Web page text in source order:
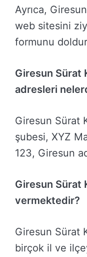
Ayrıca,
web sitesini
formunu
Giresun Sürat
adresleri
Giresun Sürat
şubesi, XYZ
123, Giresun
Giresun Sürat
vermektedir?
Giresun Sürat
birçok il ve